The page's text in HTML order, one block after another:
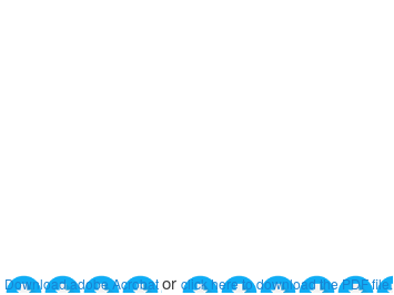
Download adobe Acrobator click here to download the PDF file.